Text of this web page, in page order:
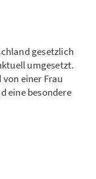
gesetzlich
umgesetzt.
einer Frau
eine besondere